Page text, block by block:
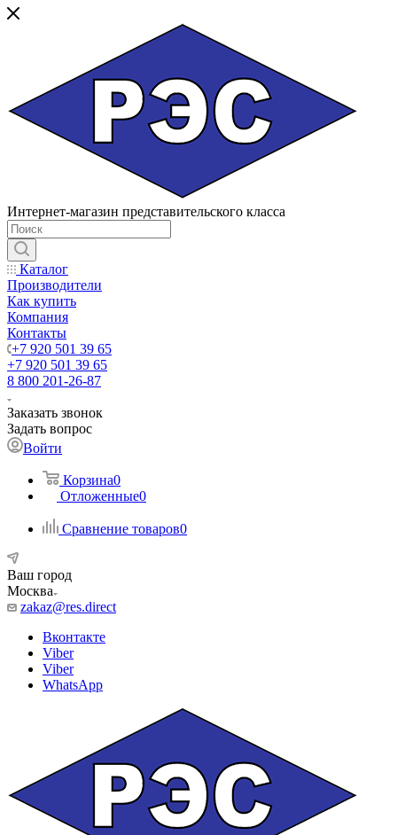
Интернет-магазин представительского класса
Каталог
Производители
Как купить
Компания
Контакты
+7 920 501 39 65
+7 920 501 39 65
8 800 201-26-87
Заказать звонок
Задать вопрос
Войти
Корзина0
Отложенные0
Сравнение товаров0
Ваш город
Москва
zakaz@res.direct
Вконтакте
Viber
Viber
WhatsApp